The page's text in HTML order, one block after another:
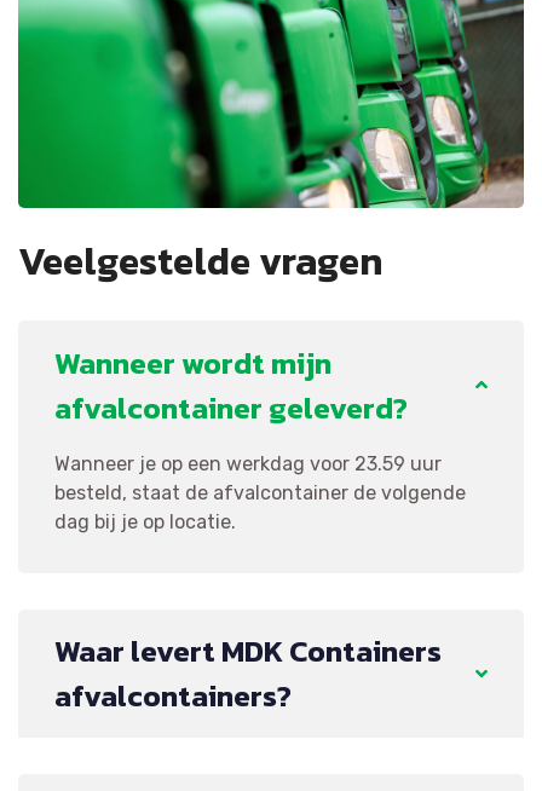
Veelgestelde vragen
Wanneer wordt mijn
afvalcontainer geleverd?
Wanneer je op een werkdag voor 23.59 uur
besteld, staat de afvalcontainer de volgende
dag bij je op locatie.
Waar levert MDK Containers
afvalcontainers?